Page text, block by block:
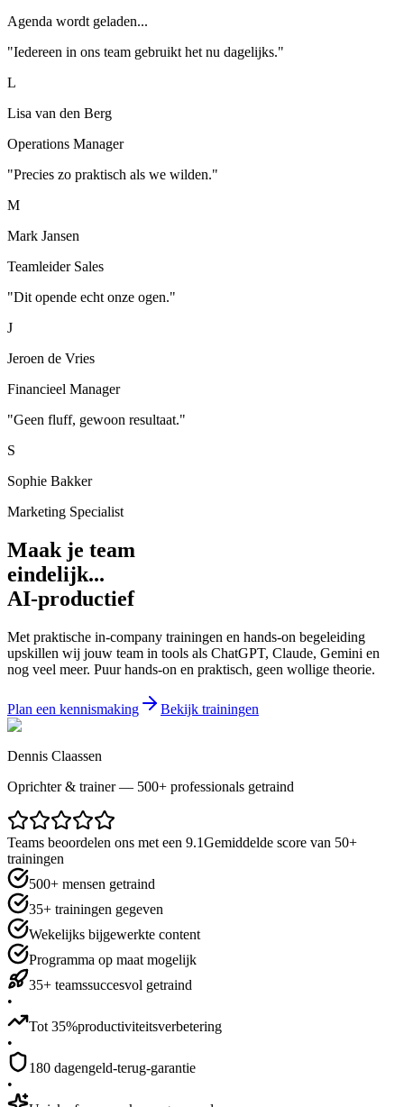
Agenda wordt geladen...
"Iedereen in ons team gebruikt het nu dagelijks."
L
Lisa van den Berg
Operations Manager
"Precies zo praktisch als we wilden."
M
Mark Jansen
Teamleider Sales
"Dit opende echt onze ogen."
J
Jeroen de Vries
Financieel Manager
"Geen fluff, gewoon resultaat."
S
Sophie Bakker
Marketing Specialist
Maak je team
eindelijk...
AI-productief
Met praktische in-company trainingen en hands-on begeleiding
upskillen wij jouw team in tools als ChatGPT, Claude, Gemini en
nog veel meer. Puur hands-on en praktisch, geen wollige theorie.
Plan een kennismaking Bekijk trainingen
Dennis Claassen
Oprichter & trainer — 500+ professionals getraind
Teams beoordelen ons met een 9.1Gemiddelde score van 50+
trainingen
500+ mensen getraind
35+ trainingen gegeven
Wekelijks bijgewerkte content
Programma op maat mogelijk
35+ teamssuccesvol getraind
•
Tot 35%productiviteitsverbetering
•
180 dagengeld-terug-garantie
•